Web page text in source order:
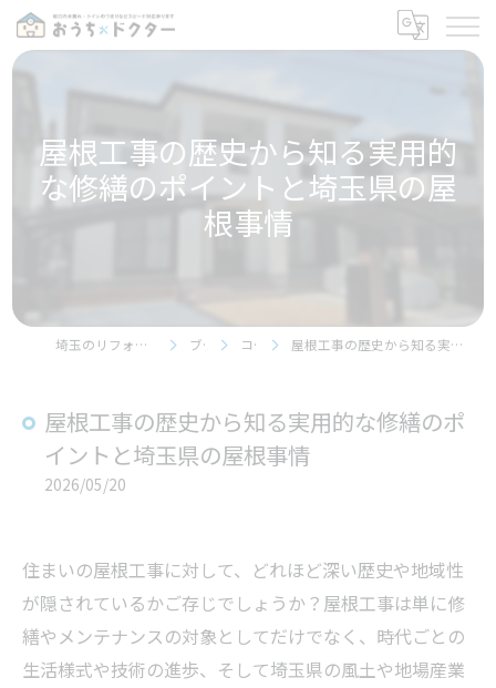
屋根工事の歴史から知る実用的
な修繕のポイントと埼玉県の屋
根事情
埼玉のリフォームならおうちドクター ブログ コラム 屋根工事の歴史から知る実用的な修繕のポイントと埼玉県の屋根事情
屋根工事の歴史から知る実用的な修繕のポ
イントと埼玉県の屋根事情
2026/05/20
住まいの屋根工事に対して、どれほど深い歴史や地域性
が隠されているかご存じでしょうか？屋根工事は単に修
繕やメンテナンスの対象としてだけでなく、時代ごとの
生活様式や技術の進歩、そして埼玉県の風土や地場産業